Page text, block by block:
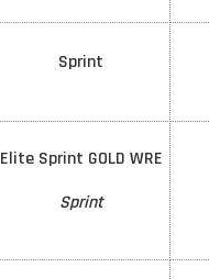
Sprint
Elite Sprint GOLD WRE
Sprint